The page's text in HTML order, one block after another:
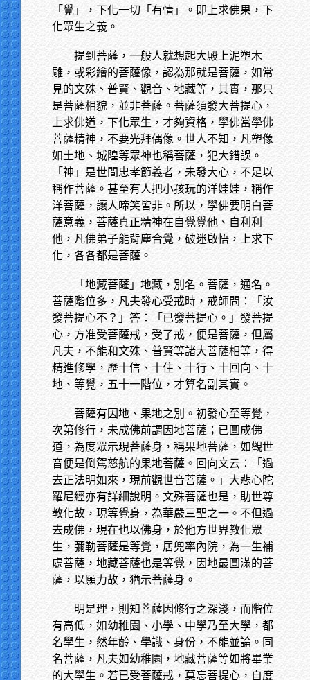
「覺」，下化一切「有情」。即上求佛果，下
化眾生之義。
提到菩薩，一般人就想起大殿上泥塑木
雕，或彩繪的菩薩像，認為那就是菩薩，如常
見的文殊、普賢、觀音、地藏等，其實，那只
是菩薩相貌，並非菩薩。菩薩須發大菩提心，
上求佛道，下化眾生，才夠資格，學佛當學佛
菩薩精神，不要光拜偶像。世人不知，凡塑像
如土地、城隍等眾神也稱菩薩，犯大錯誤。
「神」是世間忠孝節義者，未發大心，不足以
稱作菩薩。甚至有人把小孩玩的洋娃娃，稱作
洋菩薩，讓人啼笑皆非。所以，學佛要明白菩
薩意義，菩薩真正精神在自覺覺他、自利利
他，凡佛弟子能背塵合覺，破迷啟悟，上求下
化，各各都是菩薩。
「地藏菩薩」地藏，別名。菩薩，通名。
菩薩階位多，凡夫發心受戒時，戒師問：「汝
發菩提心不？」答：「已發菩提心。」發菩提
心，方准受菩薩戒，受了戒，便是菩薩，但屬
凡夫，不能和文殊、普賢等諸大菩薩相等，得
精進修學，歷十信、十住、十行、十回向、十
地、等覺，五十一階位，才算名副其實。
菩薩有因地、果地之別。初發心至等覺，
次第修行，未成佛前謂因地菩薩；已圓成佛
道，為度眾示現菩薩身，稱果地菩薩，如觀世
音便是倒駕慈航的果地菩薩。回向文云：「過
去正法明如來，現前觀世音菩薩。」大悲心陀
羅尼經亦有詳細說明。文殊菩薩也是，助世尊
教化故，現等覺身，為華嚴三聖之一。不但過
去成佛，現在也以佛身，於他方世界教化眾
生，彌勒菩薩是等覺，居兜率內院，為一生補
處菩薩，地藏菩薩也是等覺，因地最圓滿的菩
薩，以願力故，猶示菩薩身。
明是理，則知菩薩因修行之深淺，而階位
有高低，如幼稚園、小學、中學乃至大學，都
名學生，然年齡、學識、身份，不能並論。同
名菩薩，凡夫如幼稚園，地藏菩薩等如將畢業
的大學生。若已受菩薩戒，莫忘菩提心，自度